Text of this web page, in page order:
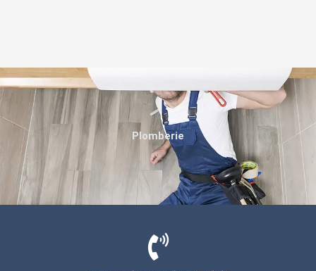
Plomberie